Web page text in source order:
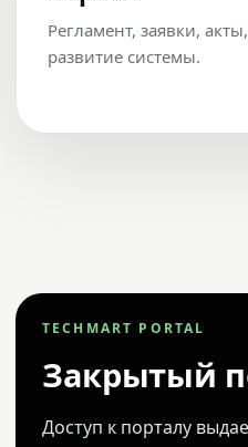
Регламент, заявки,
развитие системы.
TECHMART PORTAL
Закрытый
Доступ к порталу